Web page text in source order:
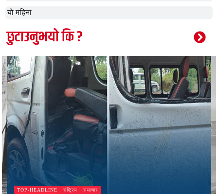
यो महिना
छुटाउनुभयो कि ?
TOP-HEADLINE राष्ट्रिय समाचार